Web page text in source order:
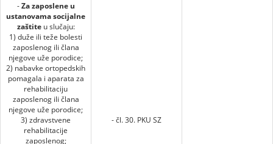
-Za zaposlene u
ustanovama socijalne
zaštiteu slučaju:
1) duže ili teže bolesti
zaposlenog ili člana
njegove uže porodice;
2) nabavke ortopedskih
pomagala i aparata za
rehabilitaciju
zaposlenog ili člana
njegove uže porodice;
3) zdravstvene
rehabilitacije
zaposlenog;
- čl. 30. PKU SZ